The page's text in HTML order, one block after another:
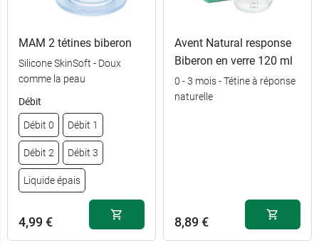
MAM 2 tétines biberon
Silicone SkinSoft - Doux
comme la peau
Débit
Débit 0 Débit 1
Débit 2 Débit 3
Liquide épais
4,99 €
Avent Natural response
Biberon en verre 120 ml
0 - 3 mois - Tétine à réponse
naturelle
8,89 €